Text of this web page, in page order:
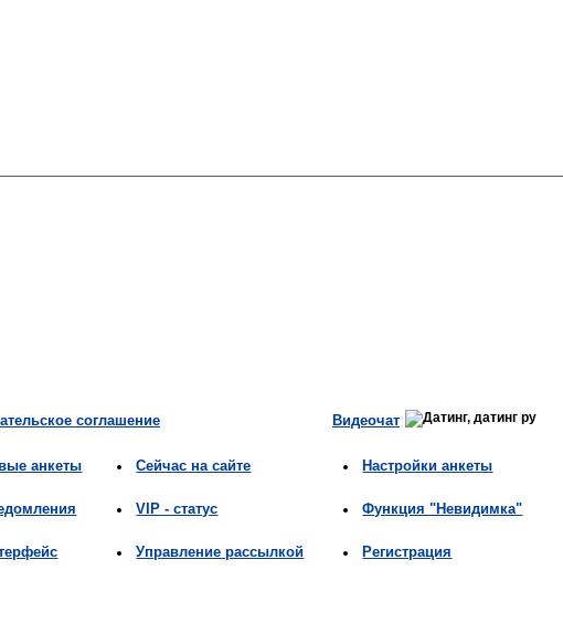
соглашение Видеочат
анкеты Сейчас на сайте Настройки анкеты
VIP - статус Функция "Невидимка"
Управление рассылкой Регистрация